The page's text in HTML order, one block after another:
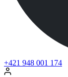
+421 948 001 174